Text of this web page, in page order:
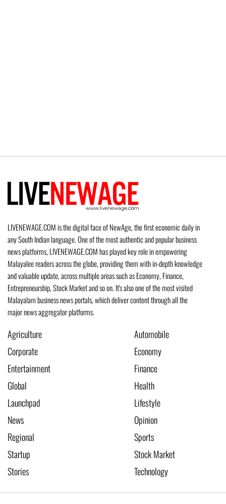
LIVENEWAGE.COM is the digital face of NewAge, the first economic daily in
any South Indian language. One of the most authentic and popular business
news platforms, LIVENEWAGE.COM has played key role in empowering
Malayalee readers across the globe, providing them with in-depth knowledge
and valuable update, across multiple areas such as Economy, Finance,
Entrepreneurship, Stock Market and so on. It's also one of the most visited
Malayalam business news portals, which deliver content through all the
major news aggregator platforms.
Agriculture
Automobile
Corporate
Economy
Entertainment
Finance
Global
Health
Launchpad
Lifestyle
News
Opinion
Regional
Sports
Startup
Stock Market
Stories
Technology